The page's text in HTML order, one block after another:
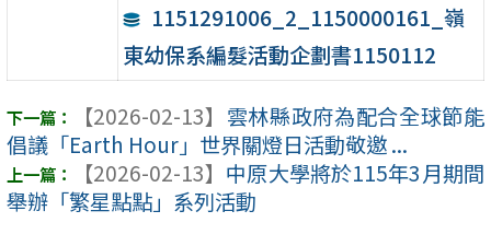
1151291006_2_1150000161_嶺
東幼保系編髮活動企劃書1150112
【2026-02-13】 雲林縣政府為配合全球節能
倡議「Earth Hour」世界關燈日活動敬邀 ...
【2026-02-13】 中原大學將於115年3月期間
舉辦「繁星點點」系列活動